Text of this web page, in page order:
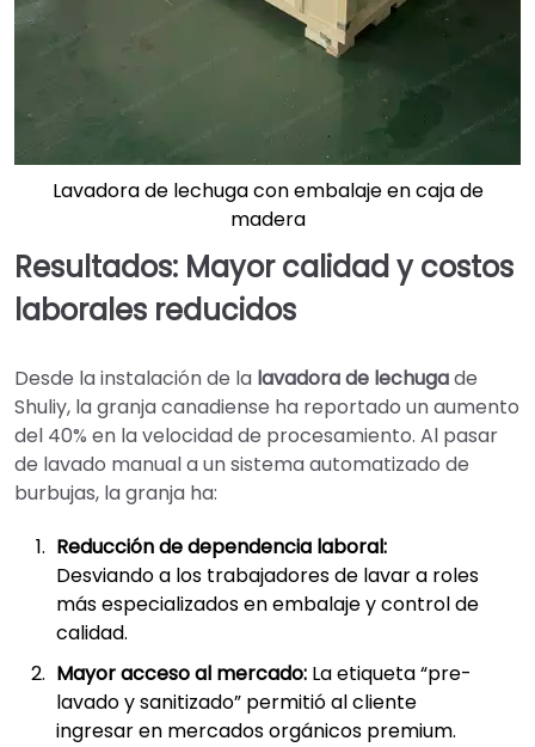
Lavadora de lechuga con embalaje en caja de
madera
Resultados: Mayor calidad y costos
laborales reducidos
Desde la instalación de la lavadora de lechugade
Shuliy, la granja canadiense ha reportado un aumento
del 40% en la velocidad de procesamiento. Al pasar
de lavado manual a un sistema automatizado de
burbujas, la granja ha:
Reducción de dependencia laboral:
Desviando a los trabajadores de lavar a roles
más especializados en embalaje y control de
calidad.
Mayor acceso al mercado: La etiqueta “pre-
lavado y sanitizado” permitió al cliente
ingresar en mercados orgánicos premium.